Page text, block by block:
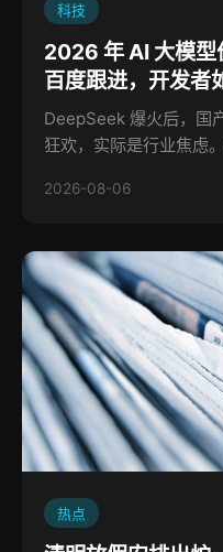
科技
2026 年 AI 大模型
百度跟进，开发者
DeepSeek 爆火后，国
狂欢，实际是行业焦虑
2026-08-06
热点